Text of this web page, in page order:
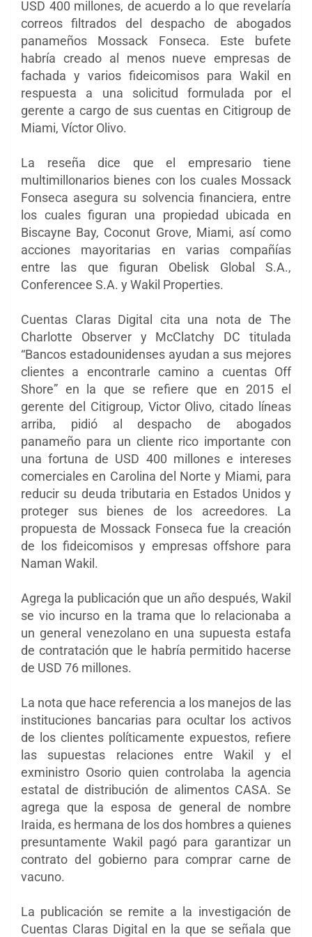
USD 400 millones, de acuerdo a lo que revelaría
correos filtrados del despacho de abogados
panameños Mossack Fonseca. Este bufete
habría creado al menos nueve empresas de
fachada y varios fideicomisos para Wakil en
respuesta a una solicitud formulada por el
gerente a cargo de sus cuentas en Citigroup de
Miami, Víctor Olivo.
La reseña dice que el empresario tiene
multimillonarios bienes con los cuales Mossack
Fonseca asegura su solvencia financiera, entre
los cuales figuran una propiedad ubicada en
Biscayne Bay, Coconut Grove, Miami, así como
acciones mayoritarias en varias compañías
entre las que figuran Obelisk Global S.A.,
Conferencee S.A. y Wakil Properties.
Cuentas Claras Digital cita una nota de The
Charlotte Observer y McClatchy DC titulada
“Bancos estadounidenses ayudan a sus mejores
clientes a encontrarle camino a cuentas Off
Shore” en la que se refiere que en 2015 el
gerente del Citigroup, Victor Olivo, citado líneas
arriba, pidió al despacho de abogados
panameño para un cliente rico importante con
una fortuna de USD 400 millones e intereses
comerciales en Carolina del Norte y Miami, para
reducir su deuda tributaria en Estados Unidos y
proteger sus bienes de los acreedores. La
propuesta de Mossack Fonseca fue la creación
de los fideicomisos y empresas offshore para
Naman Wakil.
Agrega la publicación que un año después, Wakil
se vio incurso en la trama que lo relacionaba a
un general venezolano en una supuesta estafa
de contratación que le habría permitido hacerse
de USD 76 millones.
La nota que hace referencia a los manejos de las
instituciones bancarias para ocultar los activos
de los clientes políticamente expuestos, refiere
las supuestas relaciones entre Wakil y el
exministro Osorio quien controlaba la agencia
estatal de distribución de alimentos CASA. Se
agrega que la esposa de general de nombre
Iraida, es hermana de los dos hombres a quienes
presuntamente Wakil pagó para garantizar un
contrato del gobierno para comprar carne de
vacuno.
La publicación se remite a la investigación de
Cuentas Claras Digital en la que se señala que